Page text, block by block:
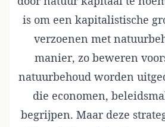
is om een kapitalistische
verzoenen met
manier, zo beweren
natuurbehoud worden
die economen,
begrijpen. Maar deze